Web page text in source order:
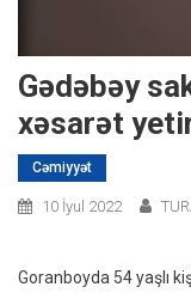
Gədəbəy
xəsarət
Cəmiyyət
10 İyul 2022
Goranboyda 54 yaşlı